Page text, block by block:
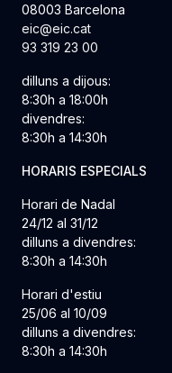
08003 Barcelona
eic@eic.cat
93 319 23 00
dilluns a dijous:
8:30h a 18:00h
divendres:
8:30h a 14:30h
HORARIS ESPECIALS
Horari de Nadal
24/12 al 31/12
dilluns a divendres:
8:30h a 14:30h
Horari d'estiu
25/06 al 10/09
dilluns a divendres:
8:30h a 14:30h